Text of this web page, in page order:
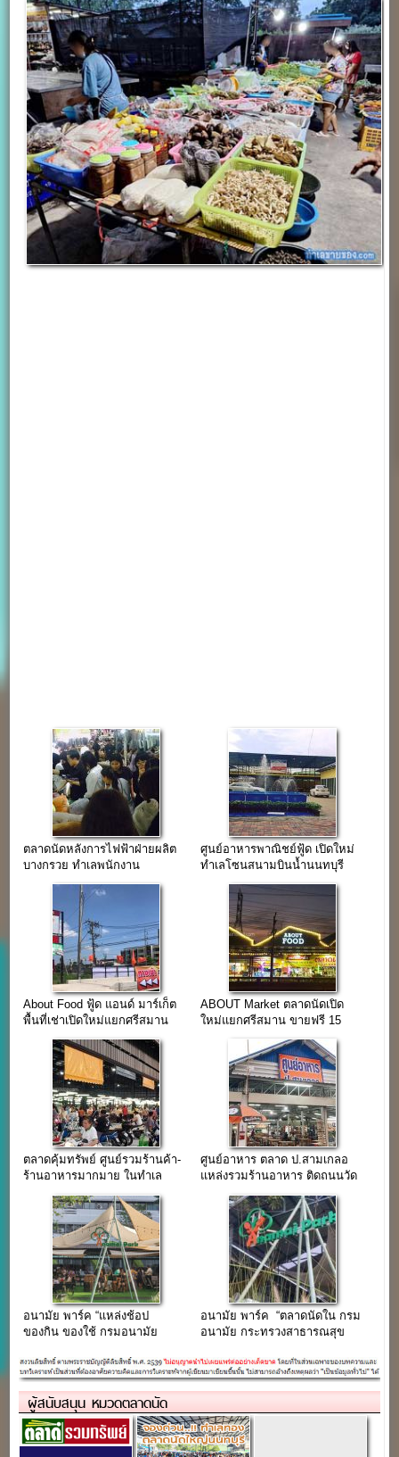
ตลาดนัดหลังการไฟฟ้าฝ่ายผลิต
บางกรวย ทำเลพนักงาน
ศูนย์อาหารพาณิชย์ฟู้ด เปิดใหม่
ทำเลโซนสนามบินน้ำนนทบุรี
About Food ฟู้ด แอนด์ มาร์เก็ต
พื้นที่เช่าเปิดใหม่แยกศรีสมาน
ABOUT Market ตลาดนัดเปิด
ใหม่แยกศรีสมาน ขายฟรี 15
ตลาดคุ้มทรัพย์ ศูนย์รวมร้านค้า-
ร้านอาหารมากมาย ในทำเล
ศูนย์อาหาร ตลาด ป.สามเกลอ
แหล่งรวมร้านอาหาร ติดถนนวัด
อนามัย พาร์ค “แหล่งช้อป
ของกิน ของใช้ กรมอนามัย
อนามัย พาร์ค “ตลาดนัดใน กรม
อนามัย กระทรวงสาธารณสุข
ผู้สนับสนุน หมวดตลาดนัด